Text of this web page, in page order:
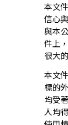
本文
信心
與本
件上
很大
本文
標的
均受
人均